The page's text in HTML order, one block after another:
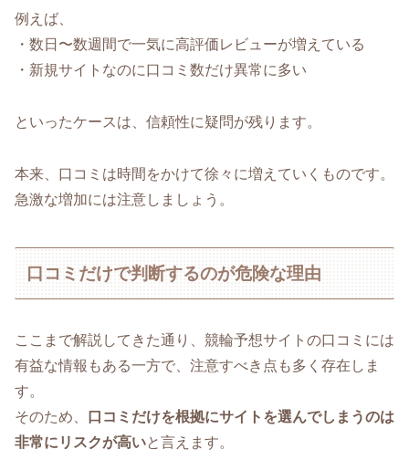
例えば、
・数日〜数週間で一気に高評価レビューが増えている
・新規サイトなのに口コミ数だけ異常に多い
といったケースは、信頼性に疑問が残ります。
本来、口コミは時間をかけて徐々に増えていくものです。
急激な増加には注意しましょう。
口コミだけで判断するのが危険な理由
ここまで解説してきた通り、競輪予想サイトの口コミには
有益な情報もある一方で、注意すべき点も多く存在しま
す。
そのため、
口コミだけを根拠にサイトを選んでしまうのは
非常にリスクが高いと言えます。